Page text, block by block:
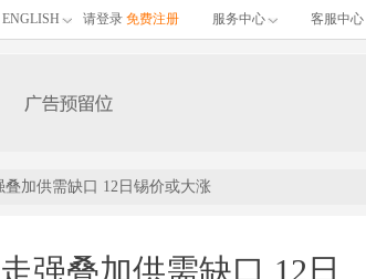
ENGLISH 请登录 免费注册 服务中心 客服中心
加供需缺口 12日锡价或大涨
强叠加供需缺口 12日